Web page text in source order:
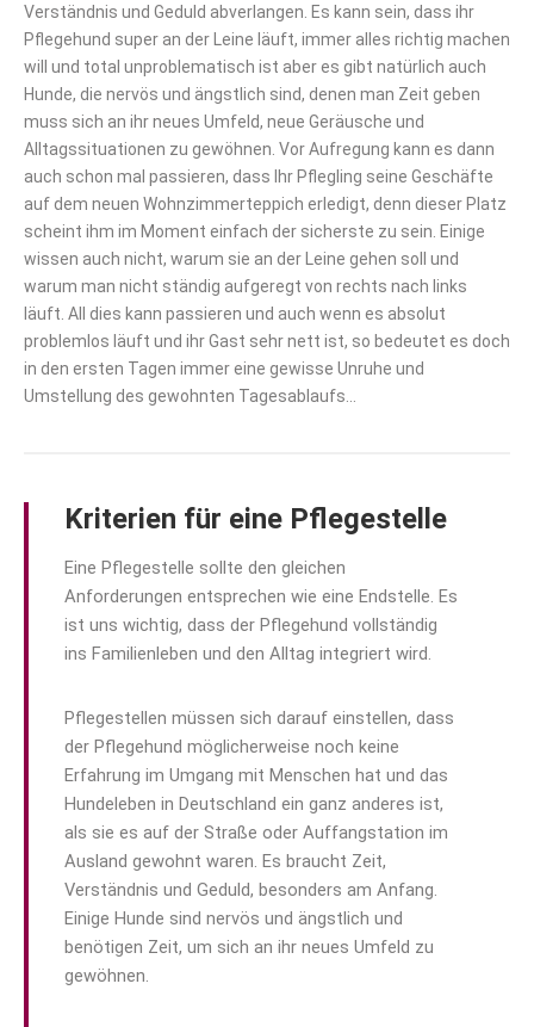
Verständnis und Geduld abverlangen. Es kann sein, dass ihr
Pflegehund super an der Leine läuft, immer alles richtig machen
will und total unproblematisch ist aber es gibt natürlich auch
Hunde, die nervös und ängstlich sind, denen man Zeit geben
muss sich an ihr neues Umfeld, neue Geräusche und
Alltagssituationen zu gewöhnen. Vor Aufregung kann es dann
auch schon mal passieren, dass Ihr Pflegling seine Geschäfte
auf dem neuen Wohnzimmerteppich erledigt, denn dieser Platz
scheint ihm im Moment einfach der sicherste zu sein. Einige
wissen auch nicht, warum sie an der Leine gehen soll und
warum man nicht ständig aufgeregt von rechts nach links
läuft. All dies kann passieren und auch wenn es absolut
problemlos läuft und ihr Gast sehr nett ist, so bedeutet es doch
in den ersten Tagen immer eine gewisse Unruhe und
Umstellung des gewohnten Tagesablaufs…
Kriterien für eine Pflegestelle
Eine Pflegestelle sollte den gleichen
Anforderungen entsprechen wie eine Endstelle. Es
ist uns wichtig, dass der Pflegehund vollständig
ins Familienleben und den Alltag integriert wird.
Pflegestellen müssen sich darauf einstellen, dass
der Pflegehund möglicherweise noch keine
Erfahrung im Umgang mit Menschen hat und das
Hundeleben in Deutschland ein ganz anderes ist,
als sie es auf der Straße oder Auffangstation im
Ausland gewohnt waren. Es braucht Zeit,
Verständnis und Geduld, besonders am Anfang.
Einige Hunde sind nervös und ängstlich und
benötigen Zeit, um sich an ihr neues Umfeld zu
gewöhnen.